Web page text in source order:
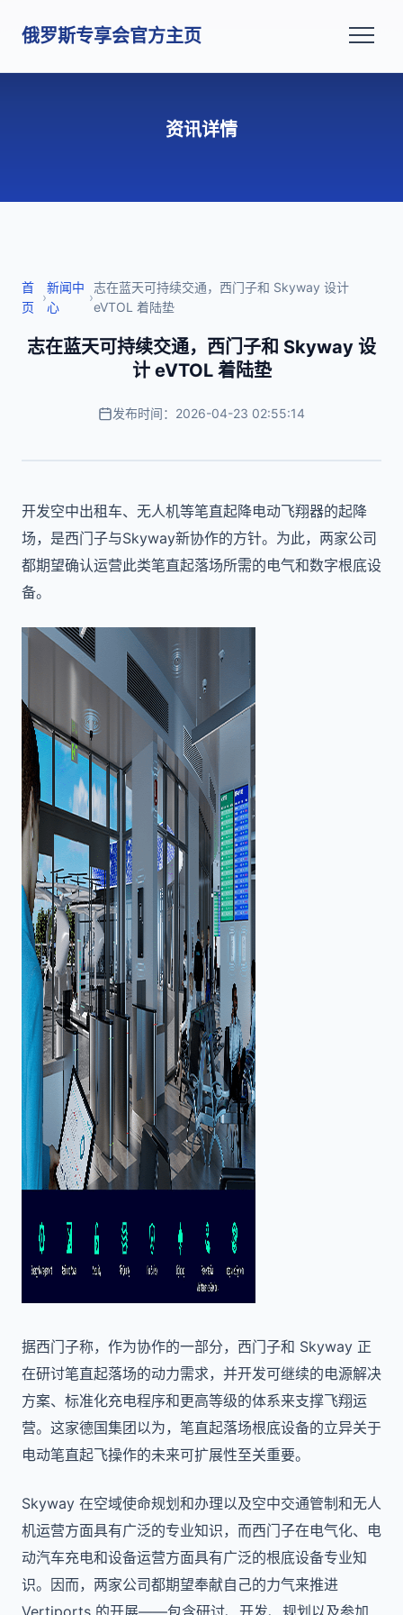
俄罗斯专享会官方主页
资讯详情
首
页
›
新闻中
心
›
志在蓝天可持续交通，西门子和 Skyway 设计
eVTOL 着陆垫
志在蓝天可持续交通，西门子和 Skyway 设
计 eVTOL 着陆垫
发布时间：2026-04-23 02:55:14
开发空中出租车、无人机等笔直起降电动飞翔器的起降
场，是西门子与Skyway新协作的方针。为此，两家公司
都期望确认运营此类笔直起落场所需的电气和数字根底设
备。
据西门子称，作为协作的一部分，西门子和 Skyway 正
在研讨笔直起落场的动力需求，并开发可继续的电源解决
方案、标准化充电程序和更高等级的体系来支撑飞翔运
营。这家德国集团以为，笔直起落场根底设备的立异关于
电动笔直起飞操作的未来可扩展性至关重要。
Skyway 在空域使命规划和办理以及空中交通管制和无人
机运营方面具有广泛的专业知识，而西门子在电气化、电
动汽车充电和设备运营方面具有广泛的根底设备专业知
识。因而，两家公司都期望奉献自己的力气来推进
Vertiports 的开展——包含研讨、开发、规划以及参加